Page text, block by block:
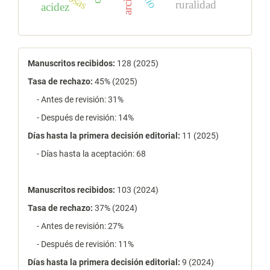
ruralidad
acidez
estadísticas
Manuscritos recibidos: 128 (2025)
Tasa de rechazo: 45% (2025)
- Antes de revisión: 31%
- Después de revisión: 14%
Días hasta la primera decisión editorial: 11 (2025)
- Días hasta la aceptación: 68
Manuscritos recibidos: 103 (2024)
Tasa de rechazo: 37% (2024)
- Antes de revisión: 27%
- Después de revisión: 11%
Días hasta la primera decisión editorial: 9 (2024)